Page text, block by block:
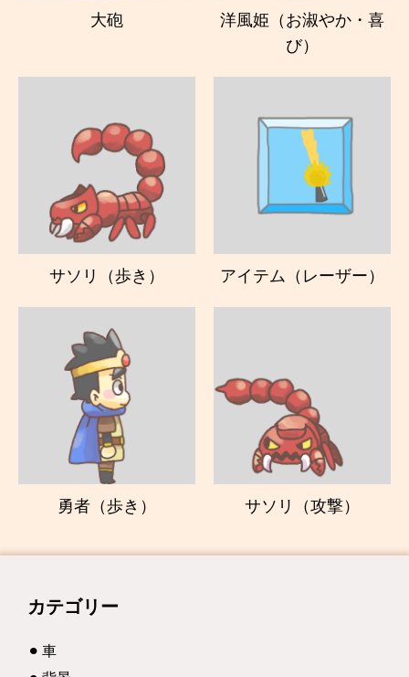
大砲
洋風姫（お淑やか・喜
び）
サソリ（歩き） アイテム（レーザー）
勇者（歩き） サソリ（攻撃）
カテゴリー
車